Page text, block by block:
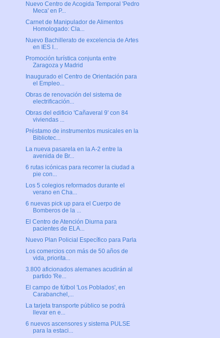
Nuevo Centro de Acogida Temporal 'Pedro
Meca' en P...
Carnet de Manipulador de Alimentos
Homologado: Cla...
Nuevo Bachillerato de excelencia de Artes
en IES I...
Promoción turística conjunta entre
Zaragoza y Madrid
Inaugurado el Centro de Orientación para
el Empleo...
Obras de renovación del sistema de
electrificación...
Obras del edificio 'Cañaveral 9' con 84
viviendas ...
Préstamo de instrumentos musicales en la
Bibliotec...
La nueva pasarela en la A-2 entre la
avenida de Br...
6 rutas icónicas para recorrer la ciudad a
pie con...
Los 5 colegios reformados durante el
verano en Cha...
6 nuevas pick up para el Cuerpo de
Bomberos de la ...
El Centro de Atención Diurna para
pacientes de ELA...
Nuevo Plan Policial Específico para Parla
Los comercios con más de 50 años de
vida, priorita...
3.800 aficionados alemanes acudirán al
partido 'Re...
El campo de fútbol 'Los Poblados', en
Carabanchel,...
La tarjeta transporte público se podrá
llevar en e...
6 nuevos ascensores y sistema PULSE
para la estaci...